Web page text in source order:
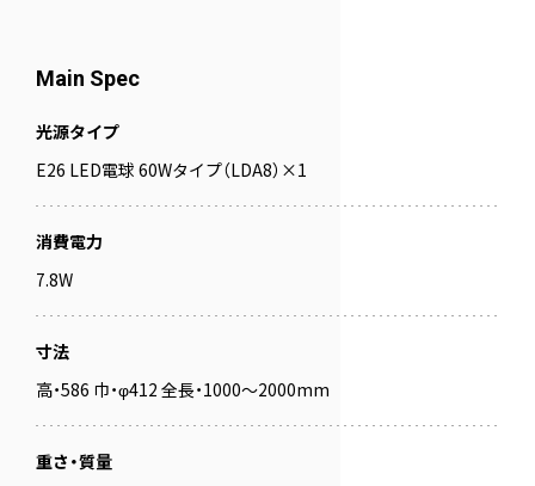
Main Spec
光源タイプ
E26 LED電球 60Wタイプ（LDA8）×1
消費電力
7.8W
寸法
高・586 巾・φ412 全長・1000～2000mm
重さ・質量